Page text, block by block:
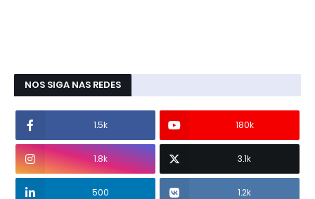
NOS SIGA NAS REDES
1.5k 180k
1.8k 3.1k
500 1.2k